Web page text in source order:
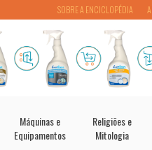
SOBRE A ENCICLOPÉDIA
Máquinas e
Equipamentos
Religiões e
Mitologia